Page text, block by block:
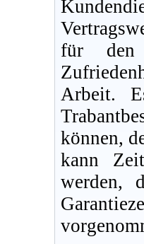
für den
Arbeit.
können,
kann
werden,